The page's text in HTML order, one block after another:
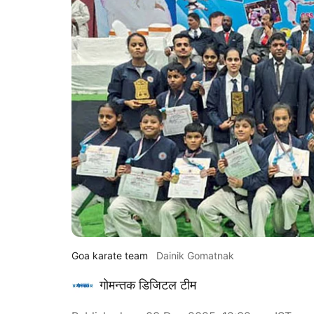
Goa karate team Dainik Gomatnak
गोमन्तक डिजिटल टीम